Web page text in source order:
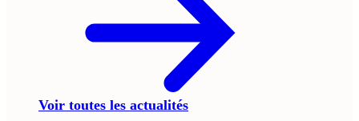
Voir toutes les actualités